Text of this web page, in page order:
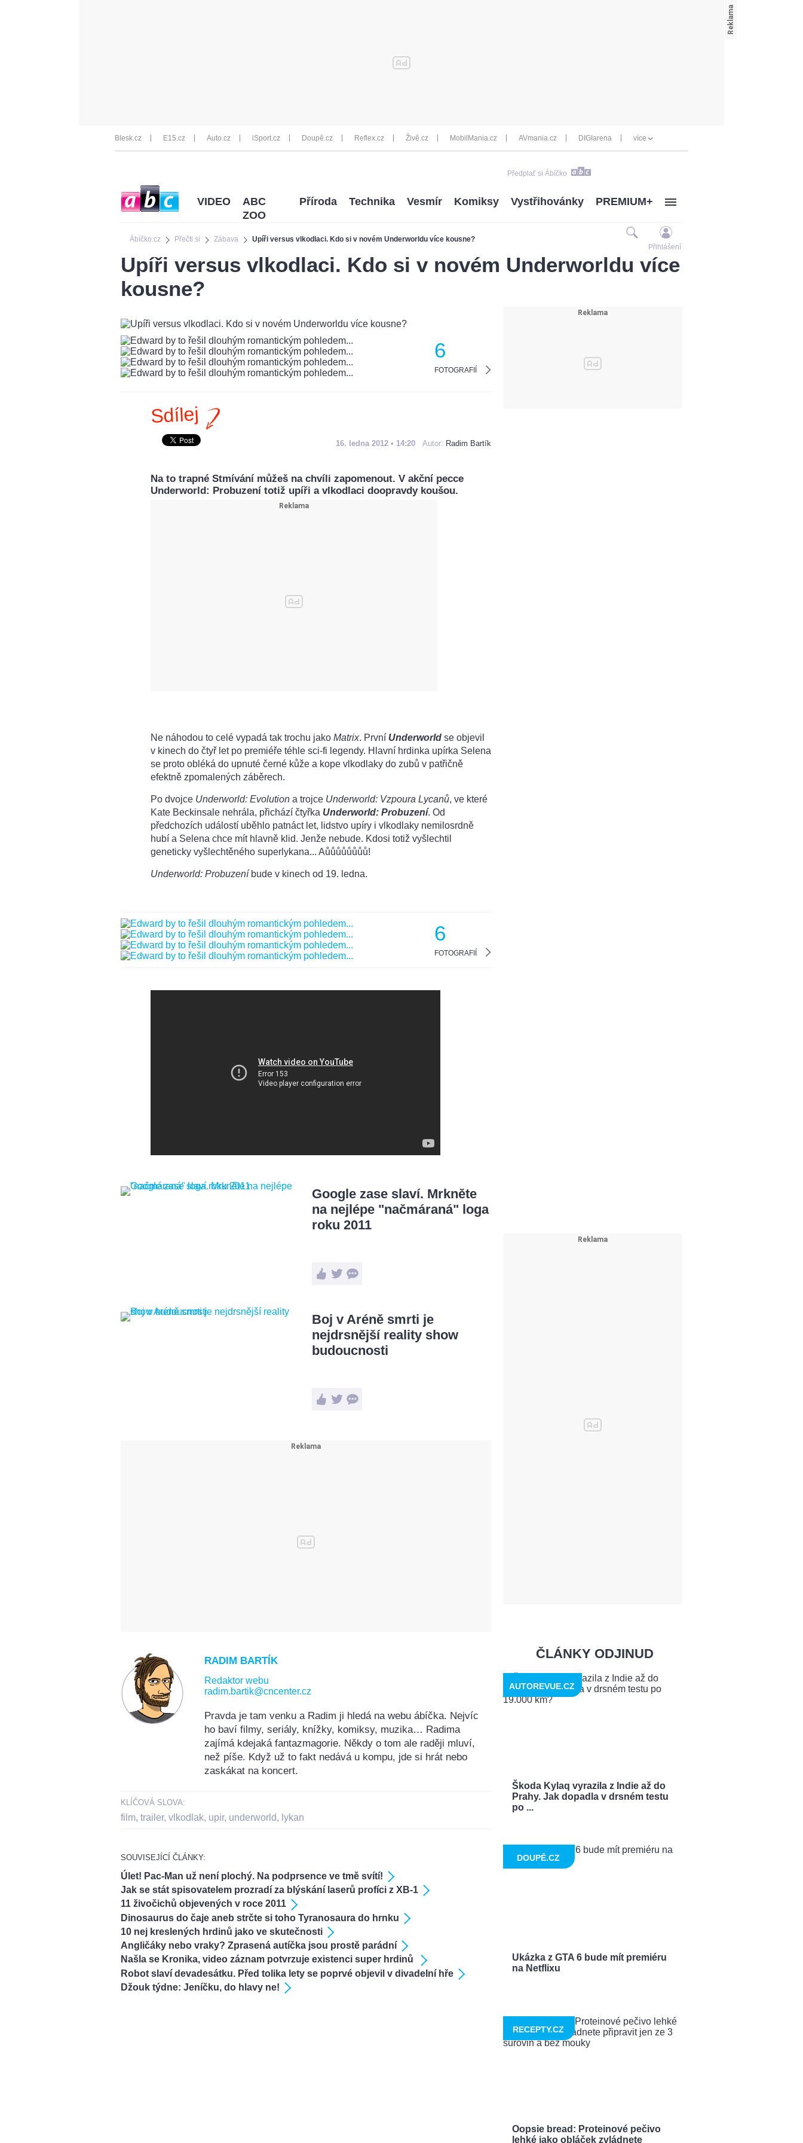
Blesk.cz E15.cz Auto.cz iSport.cz Doupě.cz Reflex.cz Živě.cz MobilMania.cz AVmania.cz DIGIarena více
Předplať si Ábíčko
Ábíčko.cz Přečti si Zábava Upíři versus vlkodlaci. Kdo si v novém Underworldu více kousne?
VIDEO
ABC
ZOO
Příroda Technika Vesmír Komiksy Vystřihovánky PREMIUM+
Přihlášení
Upíři versus vlkodlaci. Kdo si v novém Underworldu více
kousne?
6
FOTOGRAFIÍ
Sdílej
16. ledna 2012 • 14:20 Autor: Radim Bartík
Na to trapné Stmívání můžeš na chvíli zapomenout. V akční pecce
Underworld: Probuzení totiž upíři a vlkodlaci doopravdy koušou.
Ne náhodou to celé vypadá tak trochu jako Matrix. První Underworld se objevil
v kinech do čtyř let po premiéře téhle sci-fi legendy. Hlavní hrdinka upírka Selena
se proto obléká do upnuté černé kůže a kope vlkodlaky do zubů v patřičně
efektně zpomalených záběrech.
Po dvojce Underworld: Evolution a trojce Underworld: Vzpoura Lycanů, ve které
Kate Beckinsale nehrála, přichází čtyřka Underworld: Probuzení. Od
předchozích událostí uběhlo patnáct let, lidstvo upíry i vlkodlaky nemilosrdně
hubí a Selena chce mít hlavně klid. Jenže nebude. Kdosi totiž vyšlechtil
geneticky vyšlechtěného superlykana... Aůůůůůůůů!
Underworld: Probuzeníbude v kinech od 19. ledna.
6
FOTOGRAFIÍ
Google zase slaví. Mrkněte
na nejlépe "načmáraná" loga
roku 2011
Boj v Aréně smrti je
nejdrsnější reality show
budoucnosti
RADIM BARTÍK
Redaktor webu
radim.bartik@cncenter.cz
Pravda je tam venku a Radim ji hledá na webu ábíčka. Nejvíc
ho baví filmy, seriály, knížky, komiksy, muzika… Radima
zajímá kdejaká fantazmagorie. Někdy o tom ale raději mluví,
než píše. Když už to fakt nedává u kompu, jde si hrát nebo
zaskákat na koncert.
KLÍČOVÁ SLOVA:
film, trailer, vlkodlak, upir, underworld, lykan
SOUVISEJÍCÍ ČLÁNKY:
Úlet! Pac-Man už není plochý. Na podprsence ve tmě svítí!
Jak se stát spisovatelem prozradí za blýskání laserů profíci z XB-1
11 živočichů objevených v roce 2011
Dinosaurus do čaje aneb strčte si toho Tyranosaura do hrnku
10 nej kreslených hrdinů jako ve skutečnosti
Angličáky nebo vraky? Zprasená autíčka jsou prostě parádní
Našla se Kronika, video záznam potvrzuje existenci super hrdinů
Robot slaví devadesátku. Před tolika lety se poprvé objevil v divadelní hře
Džouk týdne: Jeníčku, do hlavy ne!
ČLÁNKY ODJINUD
Škoda Kylaq vyrazila z Indie až do
Prahy. Jak dopadla v drsném testu
po ...
AUTOREVUE.CZ
Ukázka z GTA 6 bude mít premiéru
na Netflixu
DOUPĚ.CZ
Oopsie bread: Proteinové pečivo
lehké jako obláček zvládnete
RECEPTY.CZ